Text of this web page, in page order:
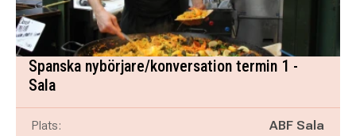
Spanska nybörjare/konversation termin 1 -
Sala
Plats:
ABF Sala